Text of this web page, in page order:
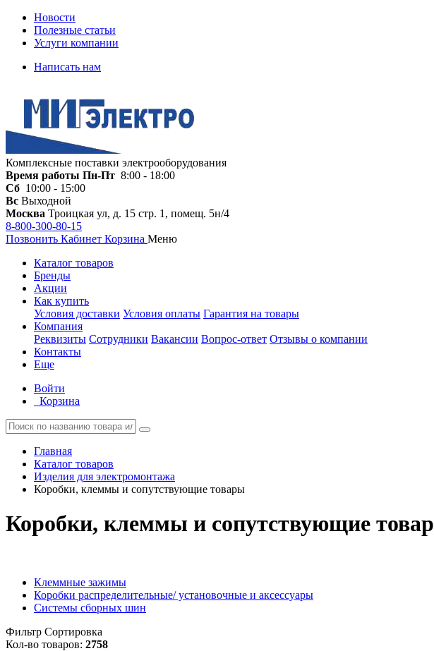
Новости
Полезные статьи
Услуги компании
Написать нам
Комплексные поставки электрооборудования
Время работы Пн-Пт 8:00 - 18:00
Сб 10:00 - 15:00
Вс Выходной
Москва Троицкая ул, д. 15 стр. 1, помещ. 5н/4
8-800-300-80-15
Позвонить Кабинет Корзина Меню
Каталог товаров
Бренды
Акции
Как купить
Условия доставки Условия оплаты Гарантия на товары
Компания
Реквизиты Сотрудники Вакансии Вопрос-ответ Отзывы о компании
Контакты
Еще
Войти
Корзина
Главная
Каталог товаров
Изделия для электромонтажа
Коробки, клеммы и сопутствующие товары
Коробки, клеммы и сопутствующие
Клеммные зажимы
Коробки распределительные/ установочные и аксессуары
Системы сборных шин
Фильтр Сортировка
Кол-во товаров: 2758